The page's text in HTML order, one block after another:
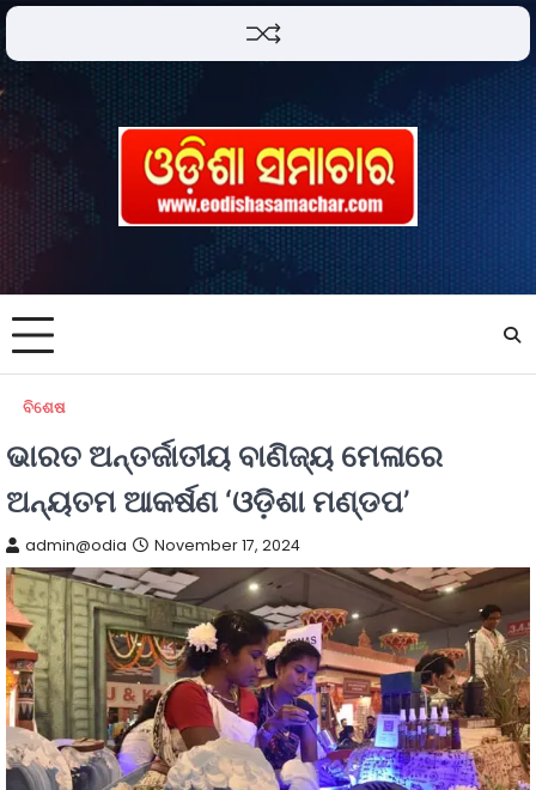
ବିଶେଷ
ଭାରତ ଅନ୍ତର୍ଜାତୀୟ ବାଣିଜ୍ୟ ମେଳାରେ
ଅନ୍ୟତମ ଆକର୍ଷଣ ‘ଓଡ଼ିଶା ମଣ୍ଡପ’
admin@odia November 17, 2024